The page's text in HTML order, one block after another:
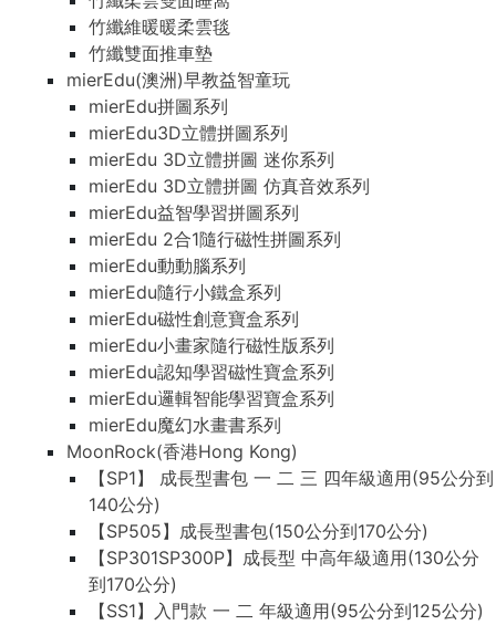
竹纖維暖暖柔雲毯
竹纖雙面推車墊
mierEdu(澳洲)早教益智童玩
mierEdu拼圖系列
mierEdu3D立體拼圖系列
mierEdu 3D立體拼圖 迷你系列
mierEdu 3D立體拼圖 仿真音效系列
mierEdu益智學習拼圖系列
mierEdu 2合1隨行磁性拼圖系列
mierEdu動動腦系列
mierEdu隨行小鐵盒系列
mierEdu磁性創意寶盒系列
mierEdu小畫家隨行磁性版系列
mierEdu認知學習磁性寶盒系列
mierEdu邏輯智能學習寶盒系列
mierEdu魔幻水畫書系列
MoonRock(香港Hong Kong)
【SP1】 成長型書包 一 二 三 四年級適用(95公分到
140公分)
【SP505】成長型書包(150公分到170公分)
【SP301SP300P】成長型 中高年級適用(130公分
到170公分)
【SS1】入門款 一 二 年級適用(95公分到125公分)